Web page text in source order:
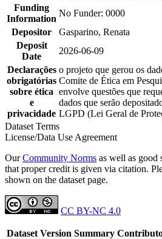
Funding
Information
No Funder: 0000
Depositor
Gasparino, Renata
Deposit
Date
2026-06-09
Declarações
obrigatórias
sobre ética
e
privacidade
o projeto que gerou os
Comite de Ética em
envolve questões que
dados que serão
LGPD (Lei Geral de
Dataset Terms
License/Data Use Agreement
OurCommunity Norms as well as good
that proper credit is given via citation.
shown on the dataset page.
CC BY-NC 4.0
Dataset Version Summary